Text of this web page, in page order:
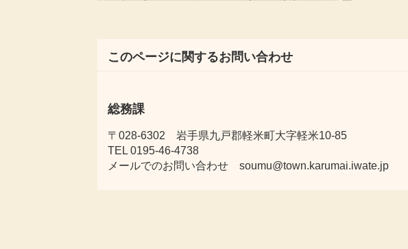
このページに関するお問い合わせ
総務課
〒028-6302 岩手県九戸郡軽米町大字軽米10-85
TEL 0195-46-4738
メールでのお問い合わせ soumu@town.karumai.iwate.jp